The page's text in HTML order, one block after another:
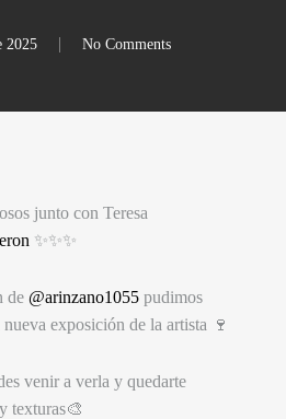
2025 No Comments
junto con Teresa
✨✨✨
de @arinzano1055pudimos
exposición de la artista 🍷
venir a verla y quedarte
texturas🎨